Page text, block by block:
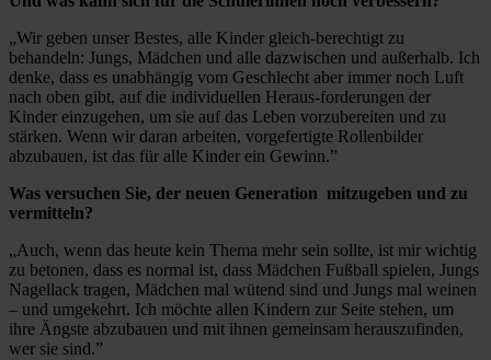
„Wir geben unser Bestes, alle Kinder gleich-berechtigt zu
behandeln: Jungs, Mädchen und alle dazwischen und außerhalb. Ich
denke, dass es unabhängig vom Geschlecht aber immer noch Luft
nach oben gibt, auf die individuellen Heraus-forderungen der
Kinder einzugehen, um sie auf das Leben vorzubereiten und zu
stärken. Wenn wir daran arbeiten, vorgefertigte Rollenbilder
abzubauen, ist das für alle Kinder ein Gewinn.”
Was versuchen Sie, der neuen Generation mitzugeben und zu
vermitteln?
„Auch, wenn das heute kein Thema mehr sein sollte, ist mir wichtig
zu betonen, dass es normal ist, dass Mädchen Fußball spielen, Jungs
Nagellack tragen, Mädchen mal wütend sind und Jungs mal weinen
– und umgekehrt. Ich möchte allen Kindern zur Seite stehen, um
ihre Ängste abzubauen und mit ihnen gemeinsam herauszufinden,
wer sie sind.”